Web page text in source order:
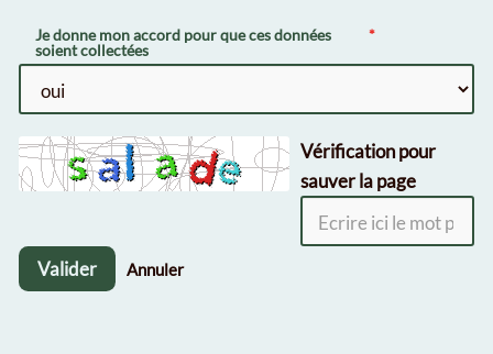
Je donne mon accord pour que ces données
soient collectées
Vérification pour
sauver la page
Valider Annuler